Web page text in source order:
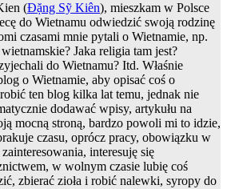
(Đặng Sỹ Kiên), mieszkam w Polsce
do Wietnamu odwiedzić swoją rodzinę
czasami mnie pytali o Wietnamie, np.
Jaka religia tam jest?
do Wietnamu? Itd. Właśnie
o Wietnamie, aby opisać coś o
ten blog kilka lat temu, jednak nie
dodawać wpisy, artykułu na
mocną stroną, bardzo powoli mi to idzie,
czasu, oprócz pracy, obowiązku w
interesuję się
w wolnym czasie lubię coś
zbierać zioła i robić nalewki, syropy do